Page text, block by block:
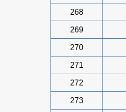
268
269
270
271
272
273